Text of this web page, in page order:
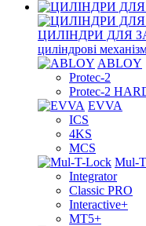
ЦИЛІНДРИ ДЛЯ
циліндрові
ABLOY
Protec-2
Protec-2
EVVA
ICS
4KS
MCS
Mul-
Integrator
Classic PRO
Interactive+
MT5+